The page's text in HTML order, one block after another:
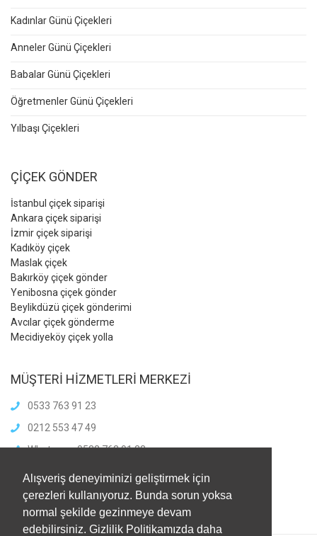
Alışveriş deneyiminizi geliştirmek için
çerezleri kullanıyoruz. Bunda sorun yoksa
normal şekilde gezinmeye devam
edebilirsiniz. Gizlilik Politikamızda daha
Kadınlar Günü Çiçekleri
Anneler Günü Çiçekleri
Babalar Günü Çiçekleri
Öğretmenler Günü Çiçekleri
Yılbaşı Çiçekleri
ÇİÇEK GÖNDER
İstanbul çiçek siparişi
Ankara çiçek siparişi
İzmir çiçek siparişi
Kadıköy çiçek
Maslak çiçek
Bakırköy çiçek gönder
Yenibosna çiçek gönder
Beylikdüzü çiçek gönderimi
Avcılar çiçek gönderme
Mecidiyeköy çiçek yolla
MÜŞTERİ HİZMETLERİ MERKEZİ
0533 763 91 23
0212 553 47 49
Whatsapp: 0533 763 91 23
info@meliscicekcilik.com
Haftaiçi :8.00-21.00
HaftaSonu:8.00-21.00